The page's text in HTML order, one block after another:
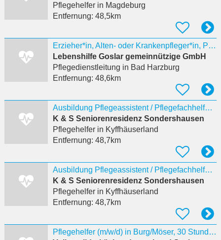
Pflegehelferin Magdeburg
Entfernung: 48,5km
Erzieher*in, Alten- oder Krankenpfleger*in, Pflegedienstleitung (m/w/d) als Teamleitung m/w/d
Lebenshilfe Goslar gemeinnützige GmbH
Pflegedienstleitung in Bad Harzburg
Entfernung: 48,6km
Ausbildung Pflegeassistent / Pflegefachhelfer (m/w/d) Start 2027
K & S Seniorenresidenz Sondershausen
Pflegehelferin Kyffhäuserland
Entfernung: 48,7km
Ausbildung Pflegeassistent / Pflegefachhelfer (m/w/d) Start 2027 K&S Seniorenresidenz Sondershausen
K & S Seniorenresidenz Sondershausen
Pflegehelferin Kyffhäuserland
Entfernung: 48,7km
Pflegehelfer (m/w/d) in Burg/Möser, 30 Stunden/Woche Burg (bei Magdeburg), Deutschland